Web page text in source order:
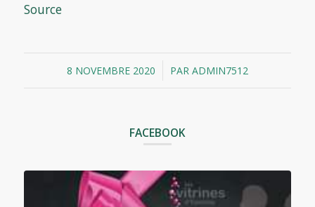
Source
8 NOVEMBRE 2020
/ PAR ADMIN7512
FACEBOOK